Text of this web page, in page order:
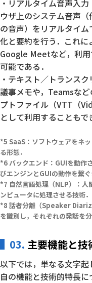
・リアルタイム音声入
ウザ上のシステム音声
の音声）をリアルタイ
化と要約を行う．これ
Google Meetなど，利
可能である．
・テキスト／トランス
議事メモや，Teamsな
プトファイル（VTT（
として利用することもで
SaaS：ソフトウェアをネ
る形態．
バックエンド：GUIを動作
びエンジンとGUIの動作を繋ぐ
自然言語処理（NLP）：人
ンピュータに処理させる技術．
話者分離（Speaker
を識別し，それぞれの発話を
03. 主要機能と技
以下では，単なる文字
自の機能と技術的特長に